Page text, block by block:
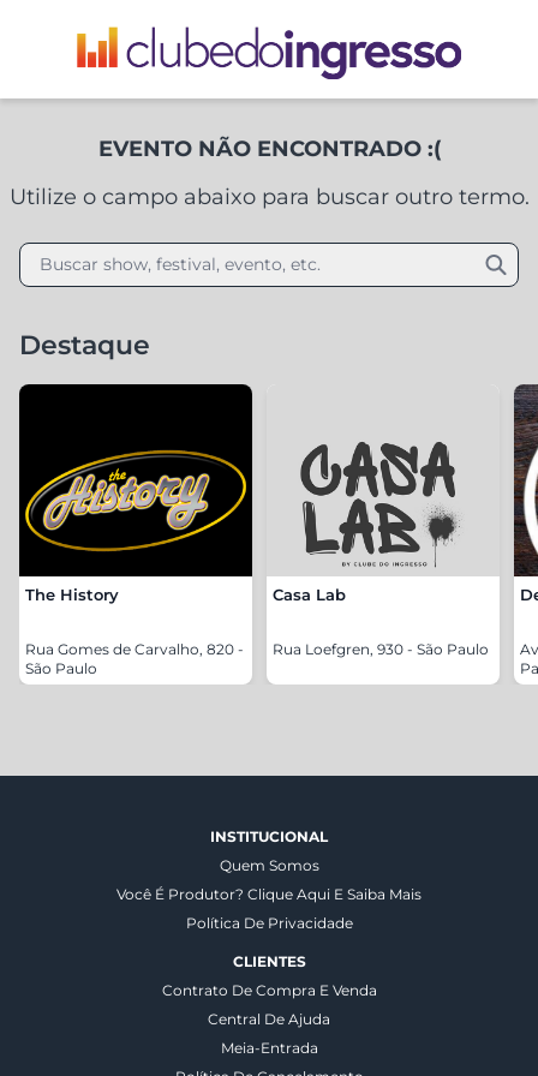
EVENTO NÃO ENCONTRADO :(
Utilize o campo abaixo para buscar outro termo.
Buscar show, festival, evento, etc.
Destaque
The History
Rua Gomes de Carvalho, 820 -
São Paulo
Casa Lab
Rua Loefgren, 930 - São Paulo
INSTITUCIONAL
Quem Somos
Você É Produtor? Clique Aqui E Saiba Mais
Política De Privacidade
CLIENTES
Contrato De Compra E Venda
Central De Ajuda
Meia-Entrada